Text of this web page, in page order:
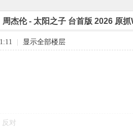
›
周杰伦 - 太阳之子 台首版 2026 原
显示全部楼层
反对